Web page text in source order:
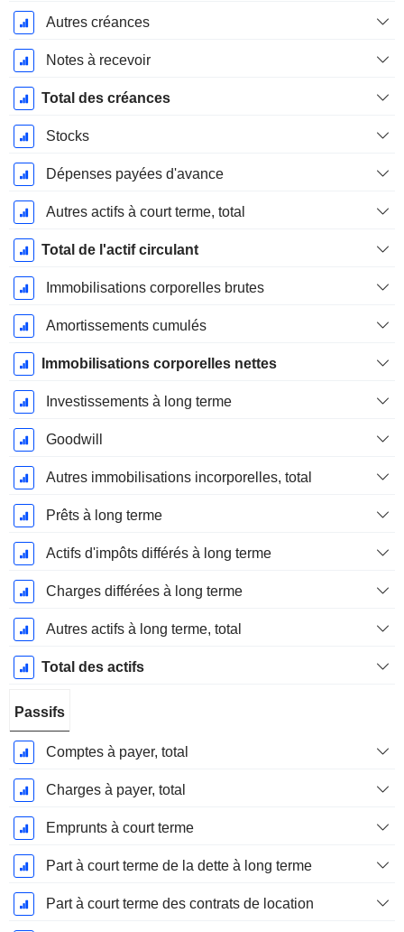
Autres créances
Notes à recevoir
Total des créances
Stocks
Dépenses payées d'avance
Autres actifs à court terme, total
Total de l'actif circulant
Immobilisations corporelles brutes
Amortissements cumulés
Immobilisations corporelles nettes
Investissements à long terme
Goodwill
Autres immobilisations incorporelles, total
Prêts à long terme
Actifs d'impôts différés à long terme
Charges différées à long terme
Autres actifs à long terme, total
Total des actifs
Passifs
Comptes à payer, total
Charges à payer, total
Emprunts à court terme
Part à court terme de la dette à long terme
Part à court terme des contrats de location